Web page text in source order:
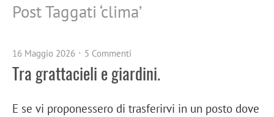
Post Taggati ‘clima’
16 Maggio 2026 5 Commenti
Tra grattacieli e giardini.
E se vi proponessero di trasferirvi in un posto dove